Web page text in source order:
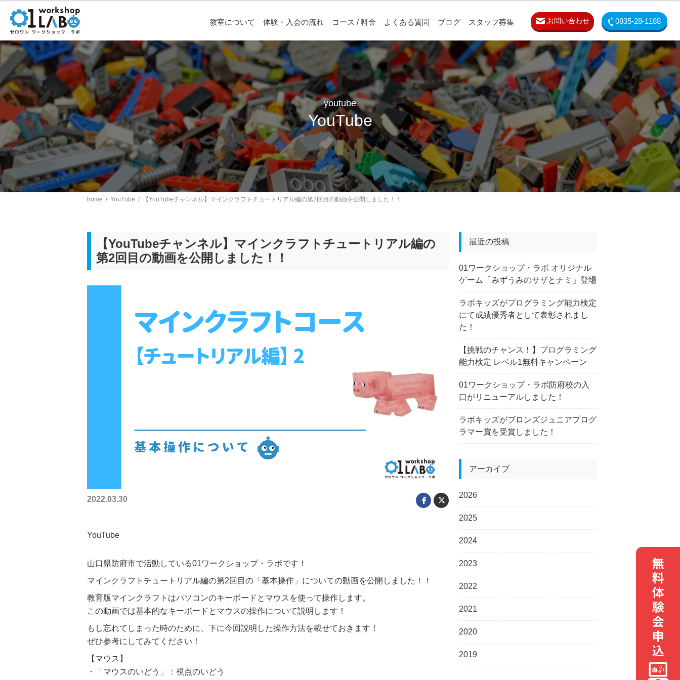
教室について 体験・入会の流れ コース / 料金 よくある質問 ブログ スタッフ募集 お問い合わせ 0835-28-1188
youtube
YouTube
home / YouTube / 【YouTubeチャンネル】マインクラフトチュートリアル編の第2回目の動画を公開しました！！
【YouTubeチャンネル】マインクラフトチュートリアル編の
第2回目の動画を公開しました！！
2022.03.30
YouTube
山口県防府市で活動している01ワークショップ・ラボです！
マインクラフトチュートリアル編の第2回目の「基本操作」についての動画を公開しました！！
教育版マインクラフトはパソコンのキーボードとマウスを使って操作します。
この動画では基本的なキーボードとマウスの操作について説明します！
もし忘れてしまった時のために、下に今回説明した操作方法を載せておきます！
ぜひ参考にしてみてください！
【マウス】
・「マウスのいどう」：視点のいどう
最近の投稿
01ワークショップ・ラボ オリジナル
ゲーム「みずうみのサザとナミ」登場
ラボキッズがプログラミング能力検定
にて成績優秀者として表彰されまし
た！
【挑戦のチャンス！】プログラミング
能力検定 レベル1無料キャンペーン
01ワークショップ・ラボ防府校の入
口がリニューアルしました！
ラボキッズがブロンズジュニアプログ
ラマー賞を受賞しました！
アーカイブ
2026
2025
2024
2023
2022
2021
2020
2019